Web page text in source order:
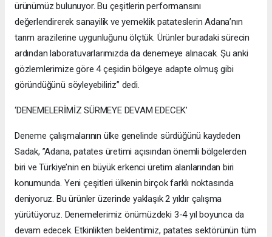
ürünümüz bulunuyor. Bu çeşitlerin performansını
değerlendirerek sanayilik ve yemeklik patateslerin Adana’nın
tarım arazilerine uygunluğunu ölçtük. Ürünler buradaki sürecin
ardından laboratuvarlarımızda da denemeye alınacak. Şu anki
gözlemlerimize göre 4 çeşidin bölgeye adapte olmuş gibi
göründüğünü söyleyebiliriz” dedi.
‘DENEMELERİMİZ SÜRMEYE DEVAM EDECEK’
Deneme çalışmalarının ülke genelinde sürdüğünü kaydeden
Sadak, ”Adana, patates üretimi açısından önemli bölgelerden
biri ve Türkiye’nin en büyük erkenci üretim alanlarından biri
konumunda. Yeni çeşitleri ülkenin birçok farklı noktasında
deniyoruz. Bu ürünler üzerinde yaklaşık 2 yıldır çalışma
yürütüyoruz. Denemelerimiz önümüzdeki 3-4 yıl boyunca da
devam edecek. Etkinlikten beklentimiz, patates sektörünün tüm